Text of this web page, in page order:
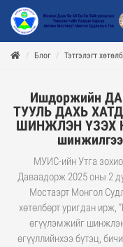
Блог Тэтгэлэгт
Ишдоржийн
ТУУЛЬ ДАХЬ
ШИНЖЛЭН ҮЗЭХ
МУИС-ийн Утга
Даваадорж 2025 оны 2
Мостаэрт Монгол
хөтөлбөрт уригдан ирж,
өгүүлэмжийг
өгүүллийнхээ бүтэц,